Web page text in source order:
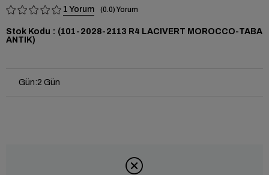
1 0.0
Stok Kodu
(101-2028-2113 R4 LACIVERT MOROCCO-TABA
ANTIK)
Gün:2 Gün